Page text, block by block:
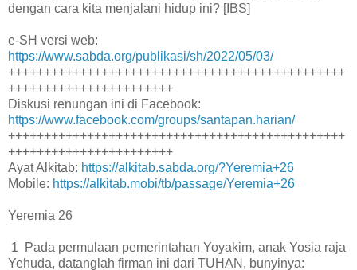
dengan cara kita menjalani hidup ini? [IBS]
e-SH versi web:
https://www.sabda.org/publikasi/sh/2022/05/03/
+++++++++++++++++++++++++++++++++++++++++++++++
+++++++++++++++++++++++
Diskusi renungan ini di Facebook:
https://www.facebook.com/groups/santapan.harian/
+++++++++++++++++++++++++++++++++++++++++++++++
+++++++++++++++++++++++
Ayat Alkitab: https://alkitab.sabda.org/?Yeremia+26
Mobile: https://alkitab.mobi/tb/passage/Yeremia+26
Yeremia 26
1 Pada permulaan pemerintahan Yoyakim, anak Yosia raja
Yehuda, datanglah firman ini dari TUHAN, bunyinya: